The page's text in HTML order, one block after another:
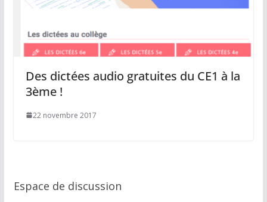
Des dictées audio gratuites du CE1 à la
3ème !
22 novembre 2017
Espace de discussion